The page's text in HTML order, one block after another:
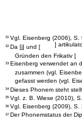
31 Vgl. Eisenberg (2006), S.
32 Da [j] und [
]
Gründen den Frikativ [
33 Eisenberg verwendet an
zusammen (vgl.
gefasst werden (vgl.
34 Dieses Phonem steht
35 Vgl. z. B. Wiese (2010),
36 Vgl. Eisenberg (2009), S.
37 Der Phonemstatus der